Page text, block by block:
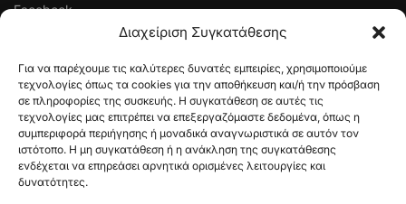
Διαχείριση Συγκατάθεσης
Για να παρέχουμε τις καλύτερες δυνατές εμπειρίες, χρησιμοποιούμε
τεχνολογίες όπως τα cookies για την αποθήκευση και/ή την πρόσβαση
σε πληροφορίες της συσκευής. Η συγκατάθεση σε αυτές τις
τεχνολογίες μας επιτρέπει να επεξεργαζόμαστε δεδομένα, όπως η
συμπεριφορά περιήγησης ή μοναδικά αναγνωριστικά σε αυτόν τον
ιστότοπο. Η μη συγκατάθεση ή η ανάκληση της συγκατάθεσης
ενδέχεται να επηρεάσει αρνητικά ορισμένες λειτουργίες και
δυνατότητες.
Facebook
ΠΟΛΙΤΙΚΈΣ ΛΕΙΤΟΥΡΓΊΑΣ ΚΑΙ ΔΙΑΧΕΊΡΙΣΗΣ ΣΥΝΑΛΛΑΓΏΝ
Πολιτική Ελαττωματικού Προϊόντος
Τρόποι Πληρωμής
Όροι & Προϋποθέσεις
Πολιτική Επιστροφών